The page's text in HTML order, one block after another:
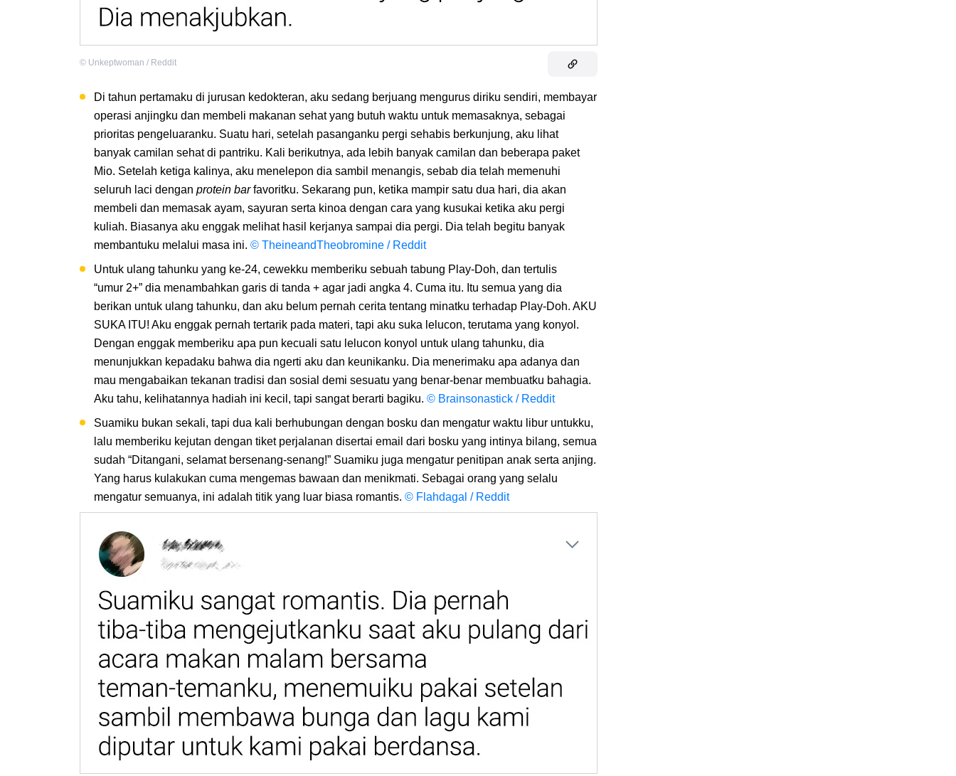
© Unkeptwoman / Reddit
Di tahun pertamaku di jurusan kedokteran, aku sedang berjuang mengurus diriku sendiri, membayar
operasi anjingku dan membeli makanan sehat yang butuh waktu untuk memasaknya, sebagai
prioritas pengeluaranku. Suatu hari, setelah pasanganku pergi sehabis berkunjung, aku lihat
banyak camilan sehat di pantriku. Kali berikutnya, ada lebih banyak camilan dan beberapa paket
Mio. Setelah ketiga kalinya, aku menelepon dia sambil menangis, sebab dia telah memenuhi
seluruh laci dengan protein barfavoritku. Sekarang pun, ketika mampir satu dua hari, dia akan
membeli dan memasak ayam, sayuran serta kinoa dengan cara yang kusukai ketika aku pergi
kuliah. Biasanya aku enggak melihat hasil kerjanya sampai dia pergi. Dia telah begitu banyak
membantuku melalui masa ini. © TheineandTheobromine / Reddit
Untuk ulang tahunku yang ke-24, cewekku memberiku sebuah tabung Play-Doh, dan tertulis
“umur 2+” dia menambahkan garis di tanda + agar jadi angka 4. Cuma itu. Itu semua yang dia
berikan untuk ulang tahunku, dan aku belum pernah cerita tentang minatku terhadap Play-Doh. AKU
SUKA ITU! Aku enggak pernah tertarik pada materi, tapi aku suka lelucon, terutama yang konyol.
Dengan enggak memberiku apa pun kecuali satu lelucon konyol untuk ulang tahunku, dia
menunjukkan kepadaku bahwa dia ngerti aku dan keunikanku. Dia menerimaku apa adanya dan
mau mengabaikan tekanan tradisi dan sosial demi sesuatu yang benar-benar membuatku bahagia.
Aku tahu, kelihatannya hadiah ini kecil, tapi sangat berarti bagiku. © Brainsonastick / Reddit
Suamiku bukan sekali, tapi dua kali berhubungan dengan bosku dan mengatur waktu libur untukku,
lalu memberiku kejutan dengan tiket perjalanan disertai email dari bosku yang intinya bilang, semua
sudah “Ditangani, selamat bersenang-senang!” Suamiku juga mengatur penitipan anak serta anjing.
Yang harus kulakukan cuma mengemas bawaan dan menikmati. Sebagai orang yang selalu
mengatur semuanya, ini adalah titik yang luar biasa romantis. © Flahdagal / Reddit